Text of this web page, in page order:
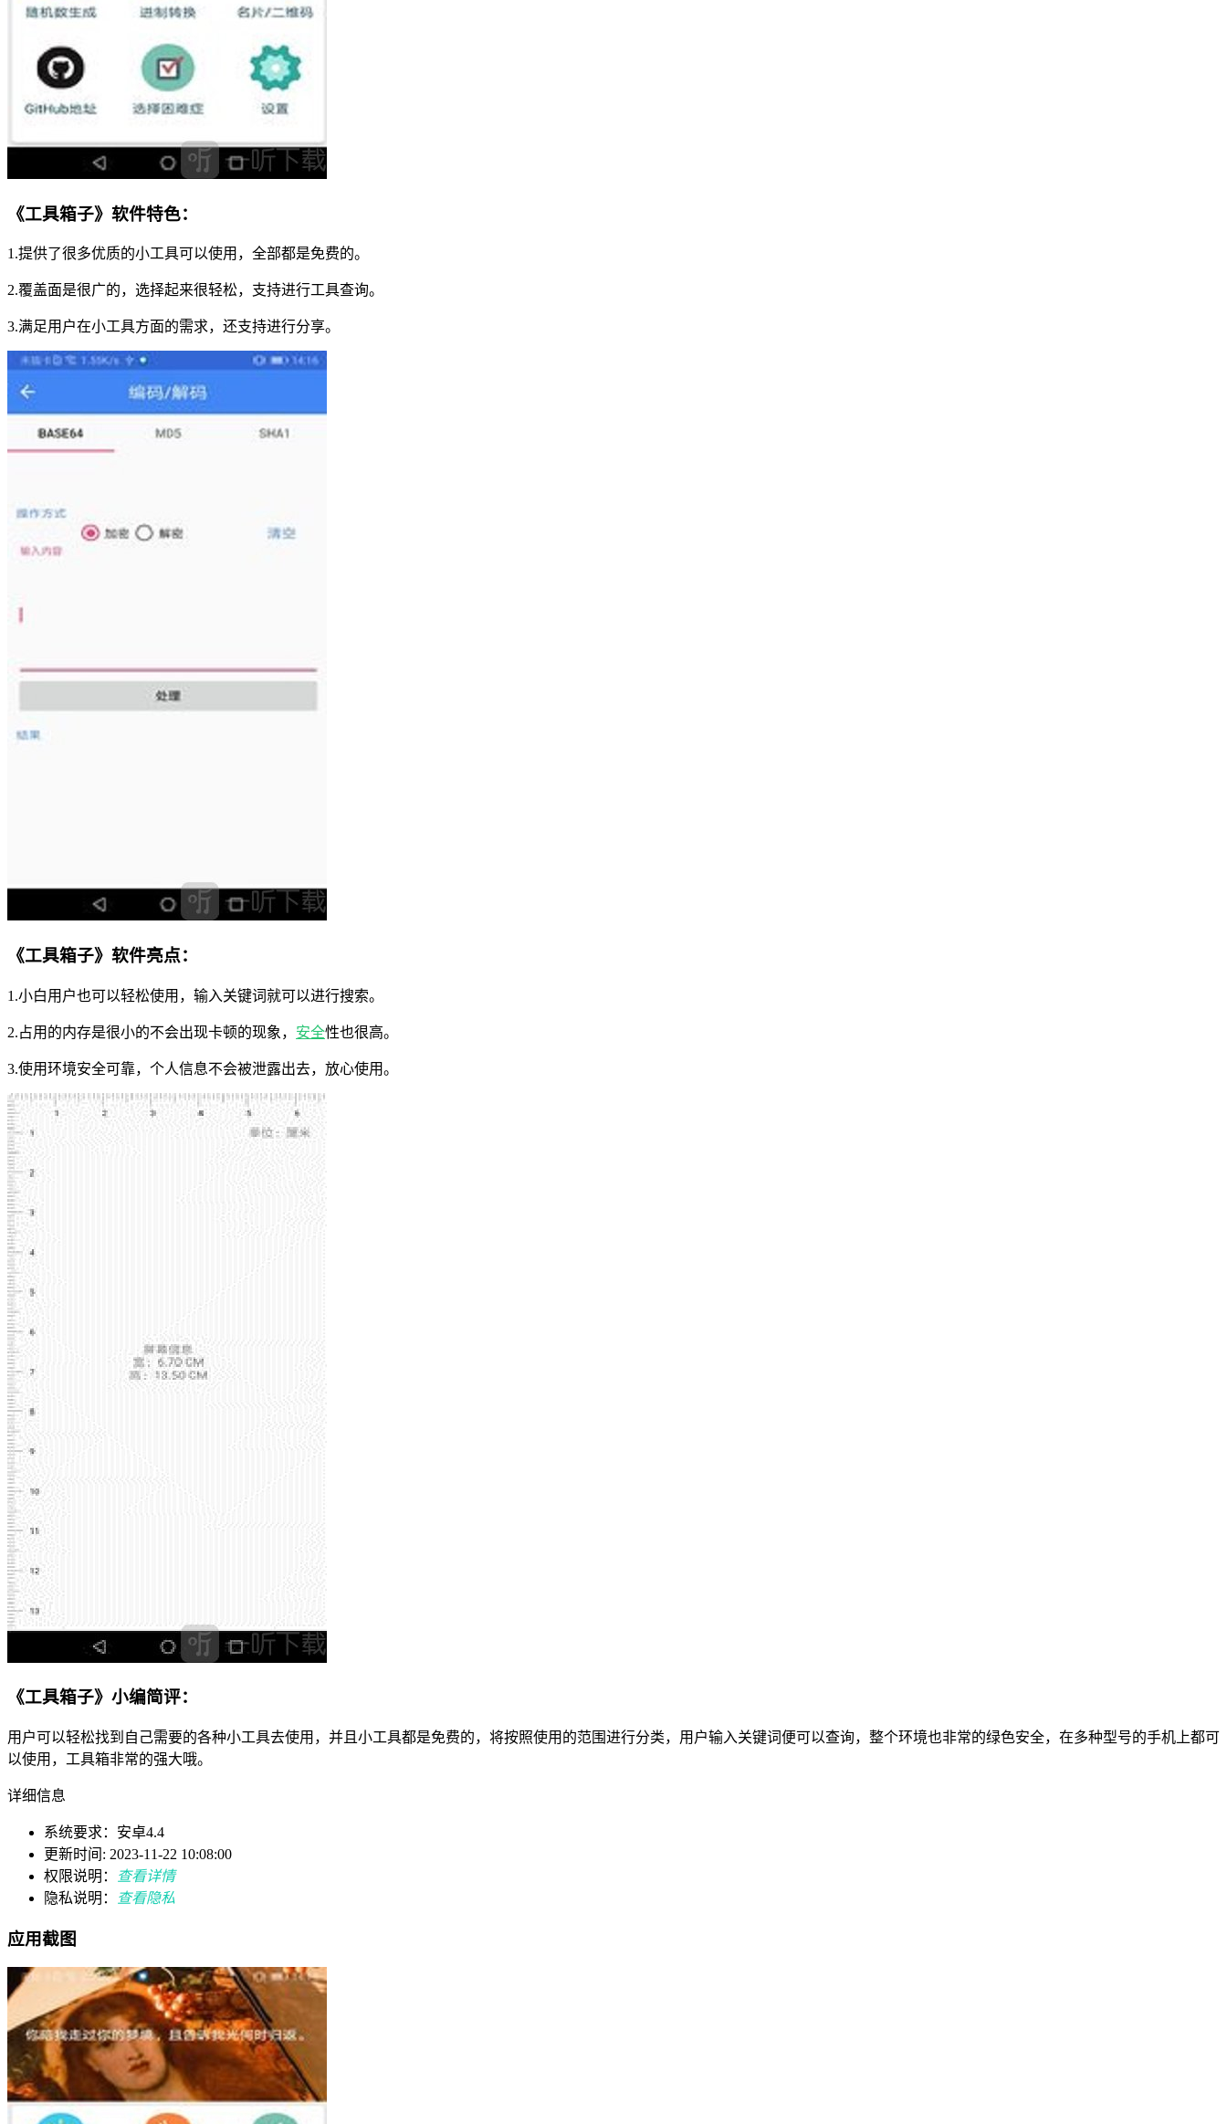
《工具箱子》软件特色：
1.提供了很多优质的小工具可以使用，全部都是免费的。
2.覆盖面是很广的，选择起来很轻松，支持进行工具查询。
3.满足用户在小工具方面的需求，还支持进行分享。
《工具箱子》软件亮点：
1.小白用户也可以轻松使用，输入关键词就可以进行搜索。
2.占用的内存是很小的不会出现卡顿的现象， 安全性也很高。
3.使用环境安全可靠，个人信息不会被泄露出去，放心使用。
《工具箱子》小编简评：
用户可以轻松找到自己需要的各种小工具去使用，并且小工具都是免费的，将按照使用的范围进行分类，用户输入关键词便可以查询，整个环境也非常的绿色安全，在多种型号的手机上都可
以使用，工具箱非常的强大哦。
详细信息
系统要求：安卓4.4
更新时间: 2023-11-22 10:08:00
权限说明：
查看详情
隐私说明：
查看隐私
应用截图